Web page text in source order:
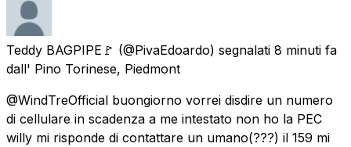
Teddy BAGPIPE🚩 (@PivaEdoardo) segnalati 8 minuti fa
dall' Pino Torinese, Piedmont
@WindTreOfficial buongiorno vorrei disdire un numero
di cellulare in scadenza a me intestato non ho la PEC
willy mi risponde di contattare un umano(???) il 159 mi